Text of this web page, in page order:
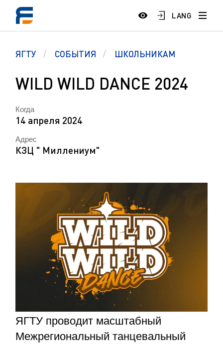
LANG
ЯГТУ СОБЫТИЯ ШКОЛЬНИКАМ
WILD WILD DANCE 2024
ЯГТУ проводит масштабный
Межрегиональный танцевальный
Когда
14 апреля 2024
Адрес
КЗЦ " Миллениум"